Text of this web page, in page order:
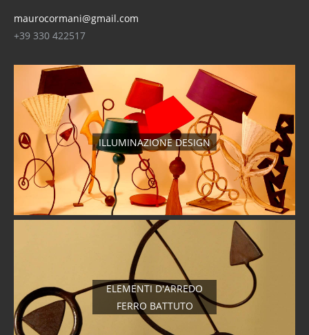
maurocormani@gmail.com
+39 330 422517
ILLUMINAZIONE DESIGN
ELEMENTI D'ARREDO
FERRO BATTUTO